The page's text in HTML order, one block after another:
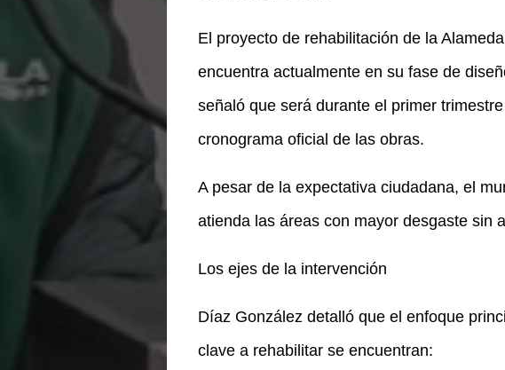
El proyecto de rehabilitación de la
encuentra actualmente en su fase de
señaló que será durante el primer
cronograma oficial de las obras.
A pesar de la expectativa ciudadana, el
atienda las áreas con mayor desgaste sin
Los ejes de la intervención
Díaz González detalló que el enfoque
clave a rehabilitar se encuentran: